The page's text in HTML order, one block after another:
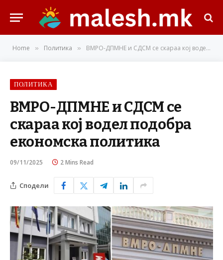
Home » Политика » ВМРО-ДПМНЕ и СДСМ се скараа кој водел подобра економска политика
ПОЛИТИКА
ВМРО-ДПМНЕ и СДСМ се
скараа кој водел подобра
економска политика
09/11/2025 2 Mins Read
Сподели